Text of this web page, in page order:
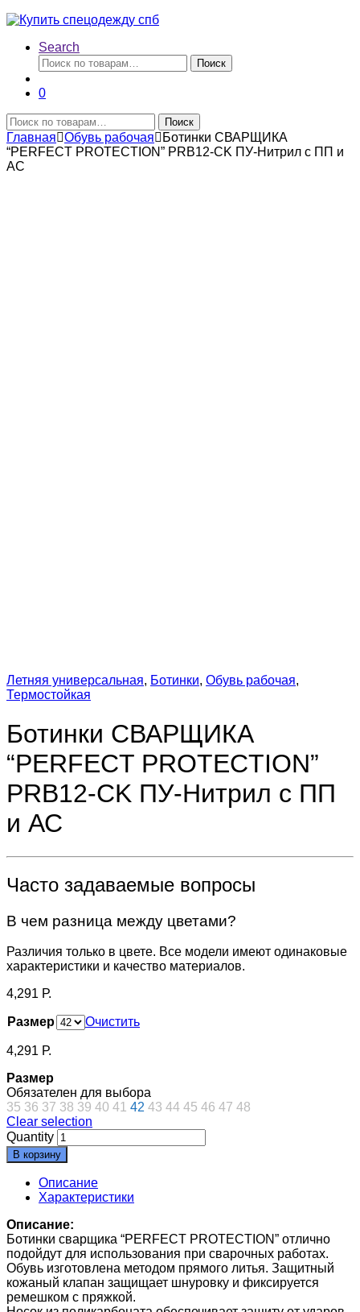
Search
Искать:
Поиск
0
Искать:
Поиск
Главная Обувь рабочая
Ботинки СВАРЩИКА
“PERFECT PROTECTION” PRB12-CK ПУ-Нитрил с ПП и
АС
Летняя универсальная, Ботинки, Обувь рабочая,
Термостойкая
Ботинки СВАРЩИКА
“PERFECT PROTECTION”
PRB12-CK ПУ-Нитрил с ПП
и АС
Часто задаваемые вопросы
В чем разница между цветами?
Различия только в цвете. Все модели имеют одинаковые
характеристики и качество материалов.
4,291 Р.
Размер Очистить
4,291 Р.
Размер
Обязателен для выбора
35 36 37 38 39 40 41 42 43 44 45 46 47 48
Clear selection
Quantity
В корзину
Описание
Характеристики
Описание:
Ботинки сварщика “PERFECT PROTECTION” отлично
подойдут для использования при сварочных работах.
Обувь изготовлена методом прямого литья. Защитный
кожаный клапан защищает шнуровку и фиксируется
ремешком с пряжкой.